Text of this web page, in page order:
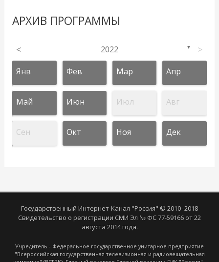
АРХИВ ПРОГРАММЫ
< 2022 ▼ >
Янв Фев Мар Апр
Май Июн Июл Авг
Сен Окт Ноя Дек
Государственный Интернет-Канал "Россия" © 2010–2018
Свидетельство о регистрации СМИ Эл № ФС 77-59166 от 22
августа 2014 года.
Учредитель - Федеральное государственное унитарное предприятие
"Всероссийская государственная телевизионная и радиовещательная